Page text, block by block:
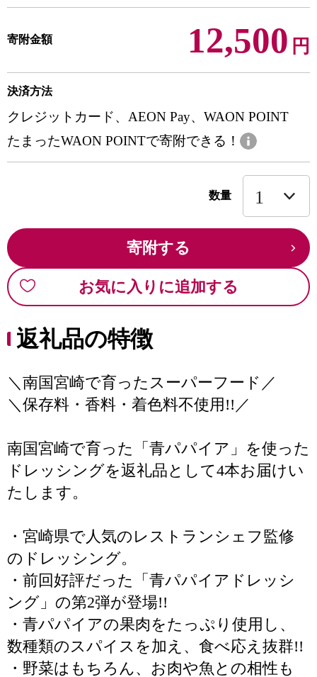
寄附金額 12,500 円
決済方法
クレジットカード、AEON Pay、WAON POINT
たまったWAON POINTで寄附できる！
数量
寄附する
お気に入りに追加する
返礼品の特徴
＼南国宮崎で育ったスーパーフード／
＼保存料・香料・着色料不使用!!／
南国宮崎で育った「青パパイア」を使った
ドレッシングを返礼品として4本お届けい
たします。
・宮崎県で人気のレストランシェフ監修
のドレッシング。
・前回好評だった「青パパイアドレッシ
ング」の第2弾が登場!!
・青パパイアの果肉をたっぷり使用し、
数種類のスパイスを加え、食べ応え抜群!!
・野菜はもちろん、お肉や魚との相性も